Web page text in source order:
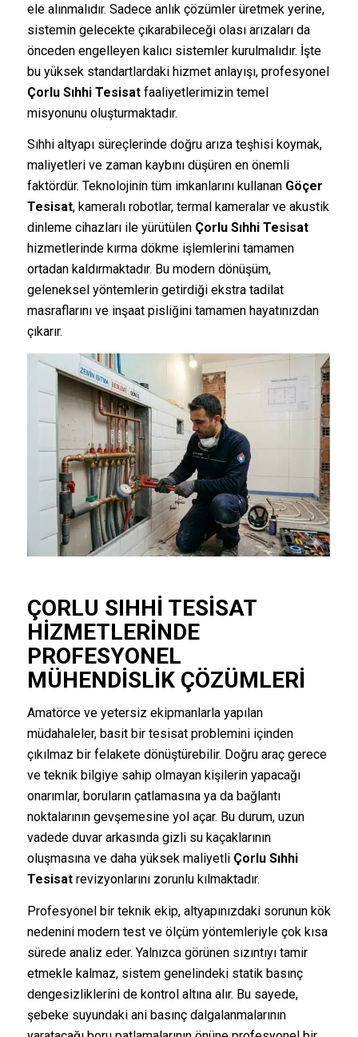
ele alınmalıdır. Sadece anlık çözümler üretmek yerine,
sistemin gelecekte çıkarabileceği olası arızaları da
önceden engelleyen kalıcı sistemler kurulmalıdır. İşte
bu yüksek standartlardaki hizmet anlayışı, profesyonel
Çorlu Sıhhi Tesisatfaaliyetlerimizin temel
misyonunu oluşturmaktadır.
Sıhhi altyapı süreçlerinde doğru arıza teşhisi koymak,
maliyetleri ve zaman kaybını düşüren en önemli
faktördür. Teknolojinin tüm imkanlarını kullanan Göçer
Tesisat, kameralı robotlar, termal kameralar ve akustik
dinleme cihazları ile yürütülen Çorlu Sıhhi Tesisat
hizmetlerinde kırma dökme işlemlerini tamamen
ortadan kaldırmaktadır. Bu modern dönüşüm,
geleneksel yöntemlerin getirdiği ekstra tadilat
masraflarını ve inşaat pisliğini tamamen hayatınızdan
çıkarır.
ÇORLU SIHHI TESISAT
HIZMETLERINDE
PROFESYONEL
MÜHENDISLIK ÇÖZÜMLERI
Amatörce ve yetersiz ekipmanlarla yapılan
müdahaleler, basit bir tesisat problemini içinden
çıkılmaz bir felakete dönüştürebilir. Doğru araç gerece
ve teknik bilgiye sahip olmayan kişilerin yapacağı
onarımlar, boruların çatlamasına ya da bağlantı
noktalarının gevşemesine yol açar. Bu durum, uzun
vadede duvar arkasında gizli su kaçaklarının
oluşmasına ve daha yüksek maliyetli Çorlu Sıhhi
Tesisatrevizyonlarını zorunlu kılmaktadır.
Profesyonel bir teknik ekip, altyapınızdaki sorunun kök
nedenini modern test ve ölçüm yöntemleriyle çok kısa
sürede analiz eder. Yalnızca görünen sızıntıyı tamir
etmekle kalmaz, sistem genelindeki statik basınç
dengesizliklerini de kontrol altına alır. Bu sayede,
şebeke suyundaki ani basınç dalgalanmalarının